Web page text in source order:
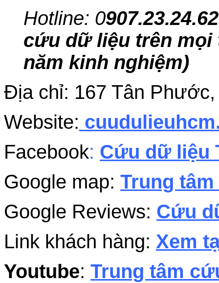
Hotline: 0
cứu dữ liệu trên
năm kinh nghiệm)
Địa chỉ: 167 Tân
Website:
Facebook: Cứu dữ liệu
Google map: Trung
Google Reviews: Cứu
Link khách hàng: Xem
Youtube: Trung tâm